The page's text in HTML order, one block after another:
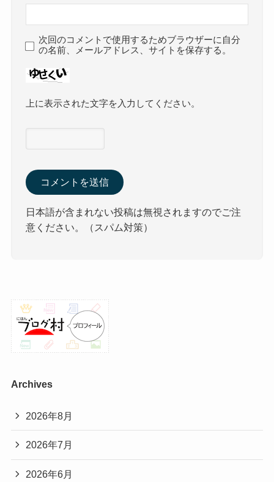
次回のコメントで使用するためブラウザーに自分
の名前、メールアドレス、サイトを保存する。
上に表示された文字を入力してください。
日本語が含まれない投稿は無視されますのでご注
意ください。（スパム対策）
Archives
2026年8月
2026年7月
2026年6月